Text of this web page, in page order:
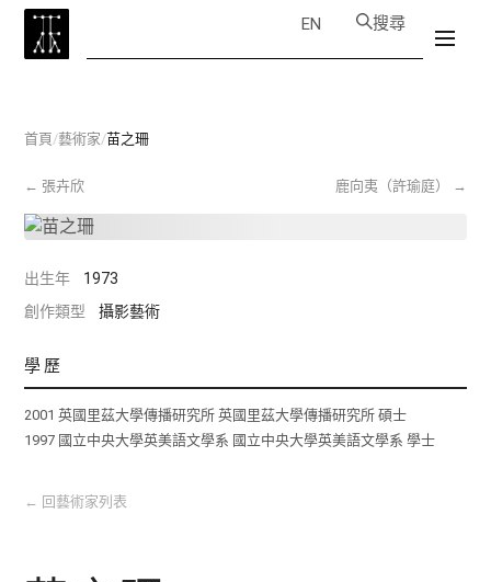
EN 搜尋
首頁/藝術家/苗之珊
← 張卉欣 鹿向夷（許瑜庭） →
出生年
1973
創作類型
攝影藝術
學歷
2001 英國里茲大學傳播研究所 英國里茲大學傳播研究所 碩士
1997 國立中央大學英美語文學系 國立中央大學英美語文學系 學士
← 回藝術家列表